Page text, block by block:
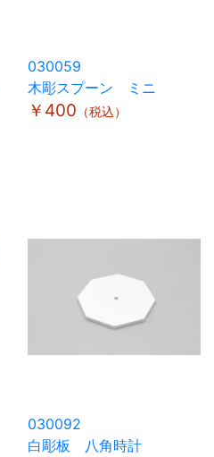
030059
木彫スプーン ミニ
￥400 （税込）
030092
白彫板 八角時計